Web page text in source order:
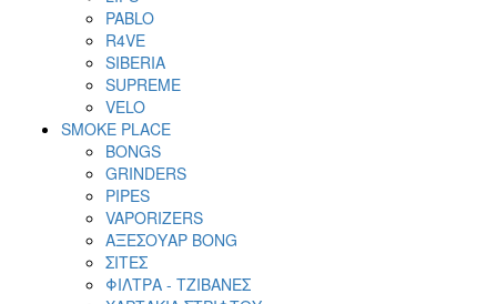
PABLO
R4VE
SIBERIA
SUPREME
VELO
SMOKE PLACE
BONGS
GRINDERS
PIPES
VAPORIZERS
ΑΞΕΣΟΥΑΡ BONG
ΣΙΤΕΣ
ΦΙΛΤΡΑ - ΤΖΙΒΑΝΕΣ